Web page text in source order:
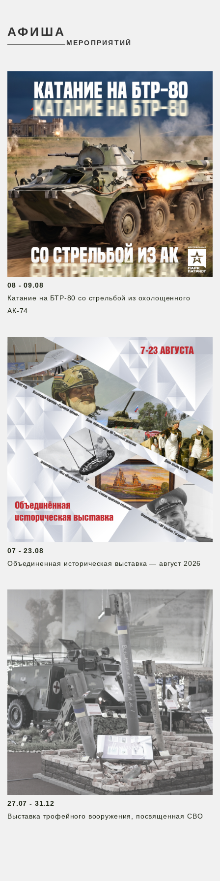
АФИША
МЕРОПРИЯТИЙ
08 - 09.08
Катание на БТР-80 со стрельбой из охолощенного
АК-74
07 - 23.08
Объединенная историческая выставка — август 2026
27.07 - 31.12
Выставка трофейного вооружения, посвященная СВО